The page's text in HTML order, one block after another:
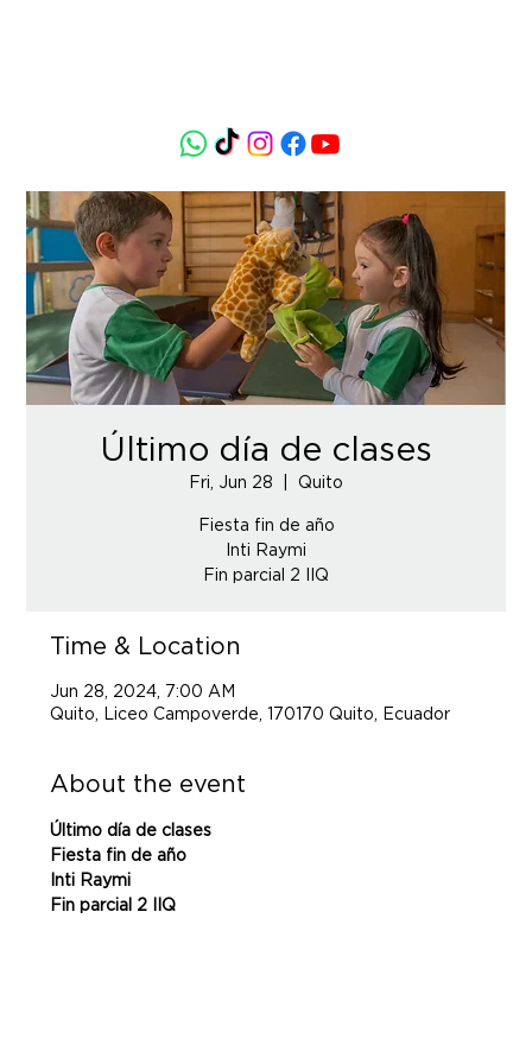
Último día de clases
Fri, Jun 28 Quito
Fiesta fin de año
Inti Raymi
Fin parcial 2 IIQ
Time & Location
Jun 28, 2024, 7:00 AM
Quito, Liceo Campoverde, 170170 Quito, Ecuador
About the event
Último día de clases
Fiesta fin de año
Inti Raymi
Fin parcial 2 IIQ